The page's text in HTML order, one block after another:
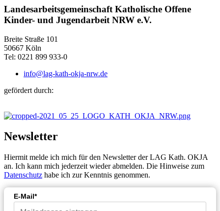
Landesarbeitsgemeinschaft Katholische Offene
Kinder- und Jugendarbeit NRW e.V.
Breite Straße 101
50667 Köln
Tel: 0221 899 933-0
info@lag-kath-okja-nrw.de
gefördert durch:
Newsletter
Hiermit melde ich mich für den Newsletter der LAG Kath. OKJA
an. Ich kann mich jederzeit wieder abmelden. Die Hinweise zum
Datenschutz habe ich zur Kenntnis genommen.
E-Mail*